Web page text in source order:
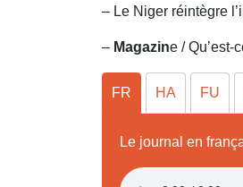
– Le Niger réintègre
– Magazine / Qu’est-
FR HA FU
Le journal en